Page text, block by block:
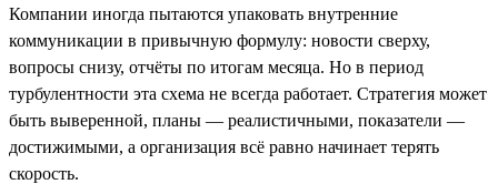
Компании иногда пытаются упаковать внутренние
коммуникации в привычную формулу: новости сверху,
вопросы снизу, отчёты по итогам месяца. Но в период
турбулентности эта схема не всегда работает. Стратегия может
быть выверенной, планы — реалистичными, показатели —
достижимыми, а организация всё равно начинает терять
скорость.